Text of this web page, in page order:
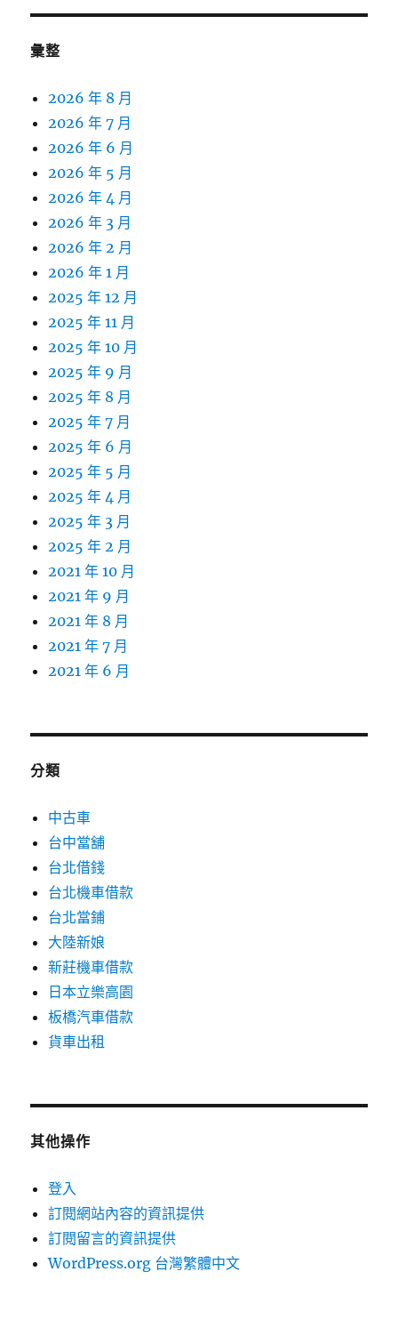
彙整
2026 年 8 月
2026 年 7 月
2026 年 6 月
2026 年 5 月
2026 年 4 月
2026 年 3 月
2026 年 2 月
2026 年 1 月
2025 年 12 月
2025 年 11 月
2025 年 10 月
2025 年 9 月
2025 年 8 月
2025 年 7 月
2025 年 6 月
2025 年 5 月
2025 年 4 月
2025 年 3 月
2025 年 2 月
2021 年 10 月
2021 年 9 月
2021 年 8 月
2021 年 7 月
2021 年 6 月
分類
中古車
台中當舖
台北借錢
台北機車借款
台北當鋪
大陸新娘
新莊機車借款
日本立樂高園
板橋汽車借款
貨車出租
其他操作
登入
訂閱網站內容的資訊提供
訂閱留言的資訊提供
WordPress.org 台灣繁體中文